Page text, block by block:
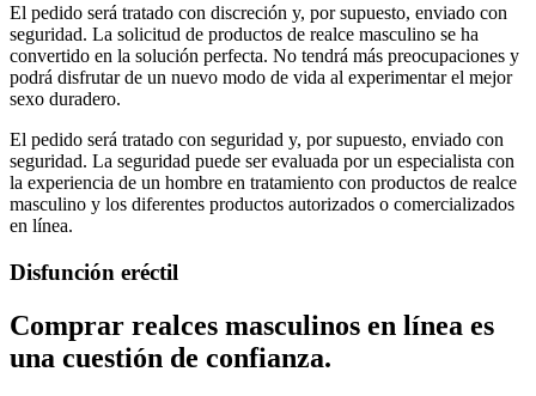
El pedido será tratado con discreción y, por supuesto, enviado con
seguridad. La solicitud de productos de realce masculino se ha
convertido en la solución perfecta. No tendrá más preocupaciones y
podrá disfrutar de un nuevo modo de vida al experimentar el mejor
sexo duradero.
El pedido será tratado con seguridad y, por supuesto, enviado con
seguridad. La seguridad puede ser evaluada por un especialista con
la experiencia de un hombre en tratamiento con productos de realce
masculino y los diferentes productos autorizados o comercializados
en línea.
Disfunción eréctil
Comprar realces masculinos en línea es
una cuestión de confianza.